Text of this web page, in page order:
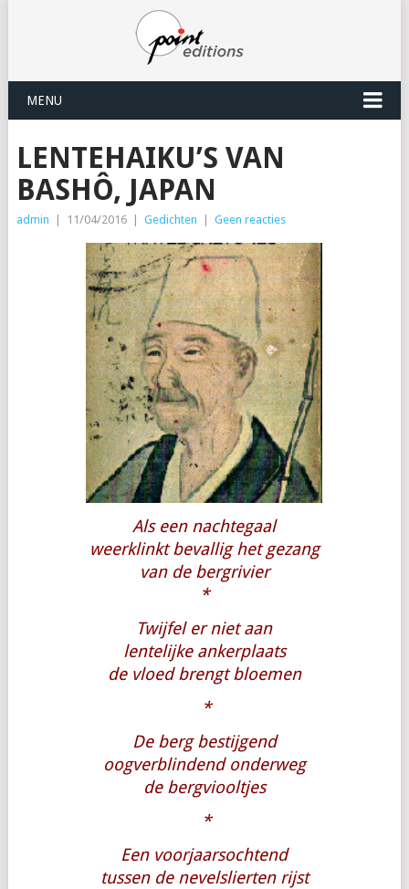
MENU
LENTEHAIKU’S VAN
BASHÔ, JAPAN
admin 11/04/2016 Gedichten Geen reacties
Als een nachtegaal
weerklinkt bevallig het gezang
van de bergrivier
*
Twijfel er niet aan
lentelijke ankerplaats
de vloed brengt bloemen
*
De berg bestijgend
oogverblindend onderweg
de bergviooltjes
*
Een voorjaarsochtend
tussen de nevelslierten rijst